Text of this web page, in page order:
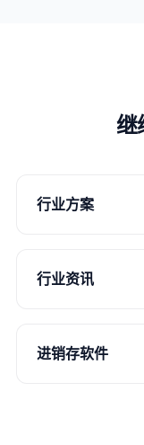
继
行业方案
行业资讯
进销存软件